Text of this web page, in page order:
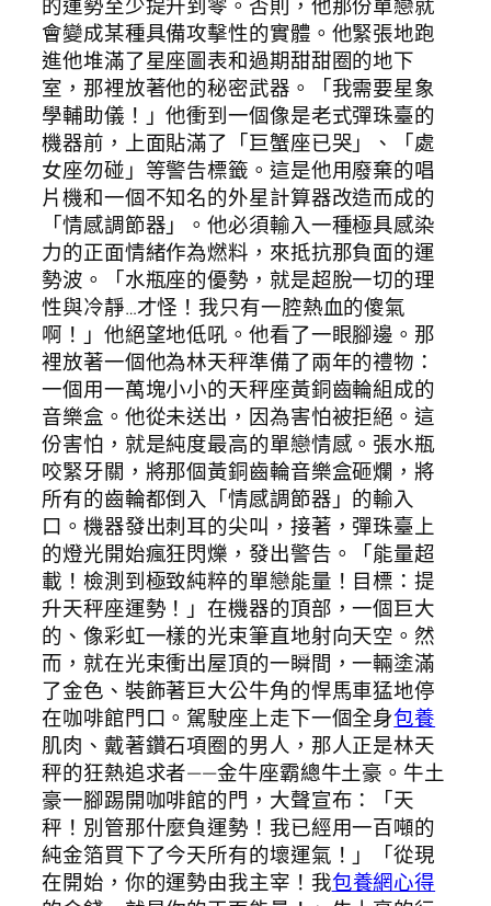
的運勢至少提升到零。否則，他那份單戀就
會變成某種具備攻擊性的實體。他緊張地跑
進他堆滿了星座圖表和過期甜甜圈的地下
室，那裡放著他的秘密武器。「我需要星象
學輔助儀！」他衝到一個像是老式彈珠臺的
機器前，上面貼滿了「巨蟹座已哭」、「處
女座勿碰」等警告標籤。這是他用廢棄的唱
片機和一個不知名的外星計算器改造而成的
「情感調節器」。他必須輸入一種極具感染
力的正面情緒作為燃料，來抵抗那負面的運
勢波。「水瓶座的優勢，就是超脫一切的理
性與冷靜…才怪！我只有一腔熱血的傻氣
啊！」他絕望地低吼。他看了一眼腳邊。那
裡放著一個他為林天秤準備了兩年的禮物：
一個用一萬塊小小的天秤座黃銅齒輪組成的
音樂盒。他從未送出，因為害怕被拒絕。這
份害怕，就是純度最高的單戀情感。張水瓶
咬緊牙關，將那個黃銅齒輪音樂盒砸爛，將
所有的齒輪都倒入「情感調節器」的輸入
口。機器發出刺耳的尖叫，接著，彈珠臺上
的燈光開始瘋狂閃爍，發出警告。「能量超
載！檢測到極致純粹的單戀能量！目標：提
升天秤座運勢！」在機器的頂部，一個巨大
的、像彩虹一樣的光束筆直地射向天空。然
而，就在光束衝出屋頂的一瞬間，一輛塗滿
了金色、裝飾著巨大公牛角的悍馬車猛地停
在咖啡館門口。駕駛座上走下一個全身包養
肌肉、戴著鑽石項圈的男人，那人正是林天
秤的狂熱追求者——金牛座霸總牛土豪。牛土
豪一腳踢開咖啡館的門，大聲宣布：「天
秤！別管那什麼負運勢！我已經用一百噸的
純金箔買下了今天所有的壞運氣！」「從現
在開始，你的運勢由我主宰！我包養網心得